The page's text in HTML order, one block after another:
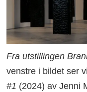
Fra utstillingen
venstre i bildet ser
#1 (2024) av Jenni